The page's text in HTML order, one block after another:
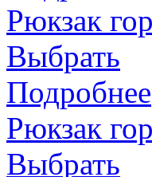
Рюкзак
Выбрать
Подробнее
Рюкзак
Выбрать